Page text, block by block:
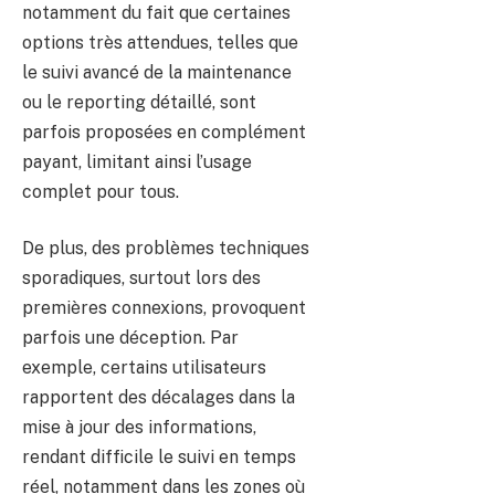
notamment du fait que certaines
options très attendues, telles que
le suivi avancé de la maintenance
ou le reporting détaillé, sont
parfois proposées en complément
payant, limitant ainsi l’usage
complet pour tous.
De plus, des problèmes techniques
sporadiques, surtout lors des
premières connexions, provoquent
parfois une déception. Par
exemple, certains utilisateurs
rapportent des décalages dans la
mise à jour des informations,
rendant difficile le suivi en temps
réel, notamment dans les zones où